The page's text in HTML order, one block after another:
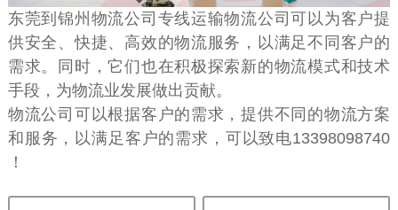
东莞到锦州物流公司专线运输物流公司可以为客户提
供安全、快捷、高效的物流服务，以满足不同客户的
需求。同时，它们也在积极探索新的物流模式和技术
手段，为物流业发展做出贡献。
物流公司可以根据客户的需求，提供不同的物流方案
和服务，以满足客户的需求，可以致电13398098740
！